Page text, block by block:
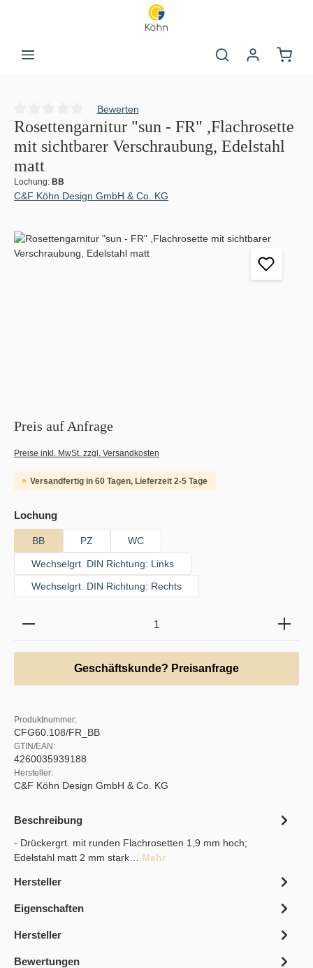
Durchschnittliche Bewertung von 0 von 5 Sternen
Bewerten
Rosettengarnitur "sun - FR" ,Flachrosette
mit sichtbarer Verschraubung, Edelstahl
matt
Lochung: BB
C&F Köhn Design GmbH & Co. KG
Bildergalerie überspringen
Preis auf Anfrage
Preise inkl. MwSt. zzgl. Versandkosten
Versandfertig in 60 Tagen, Lieferzeit 2-5 Tage
Lochungauswählen
BB PZ WC
Wechselgrt. DIN Richtung: Links
Wechselgrt. DIN Richtung: Rechts
Produkt Anzahl: Gib den gewünschten Wert ein
Geschäftskunde? Preisanfrage
Produktnummer:
CFG60.108/FR_BB
GTIN/EAN:
4260035939188
Hersteller:
C&F Köhn Design GmbH & Co. KG
Beschreibung
- Drückergrt. mit runden Flachrosetten 1,9 mm hoch;
Edelstahl matt 2 mm stark… Mehr
Hersteller
Eigenschaften
Hersteller
Bewertungen